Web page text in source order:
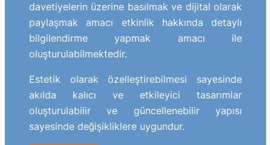
davetiyelerin üzerine basılmak ve dijital olarak
paylaşmak amacı etkinlik hakkında detaylı
bilgilendirme yapmak amacı ile
oluşturulabilmektedir.
Estetik olarak özelleştirebilmesi sayesinde
akılda kalıcı ve etkileyici tasarımlar
oluşturulabilir ve güncellenebilir yapısı
sayesinde değişikliklere uygundur.